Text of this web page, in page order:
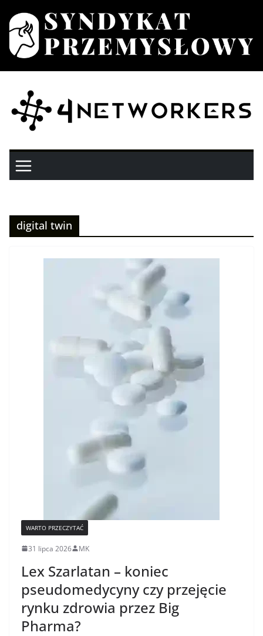
do
treści
digital twin
WARTO PRZECZYTAĆ
31 lipca 2026 MK
Lex Szarlatan – koniec
pseudomedycyny czy przejęcie
rynku zdrowia przez Big
Pharma?